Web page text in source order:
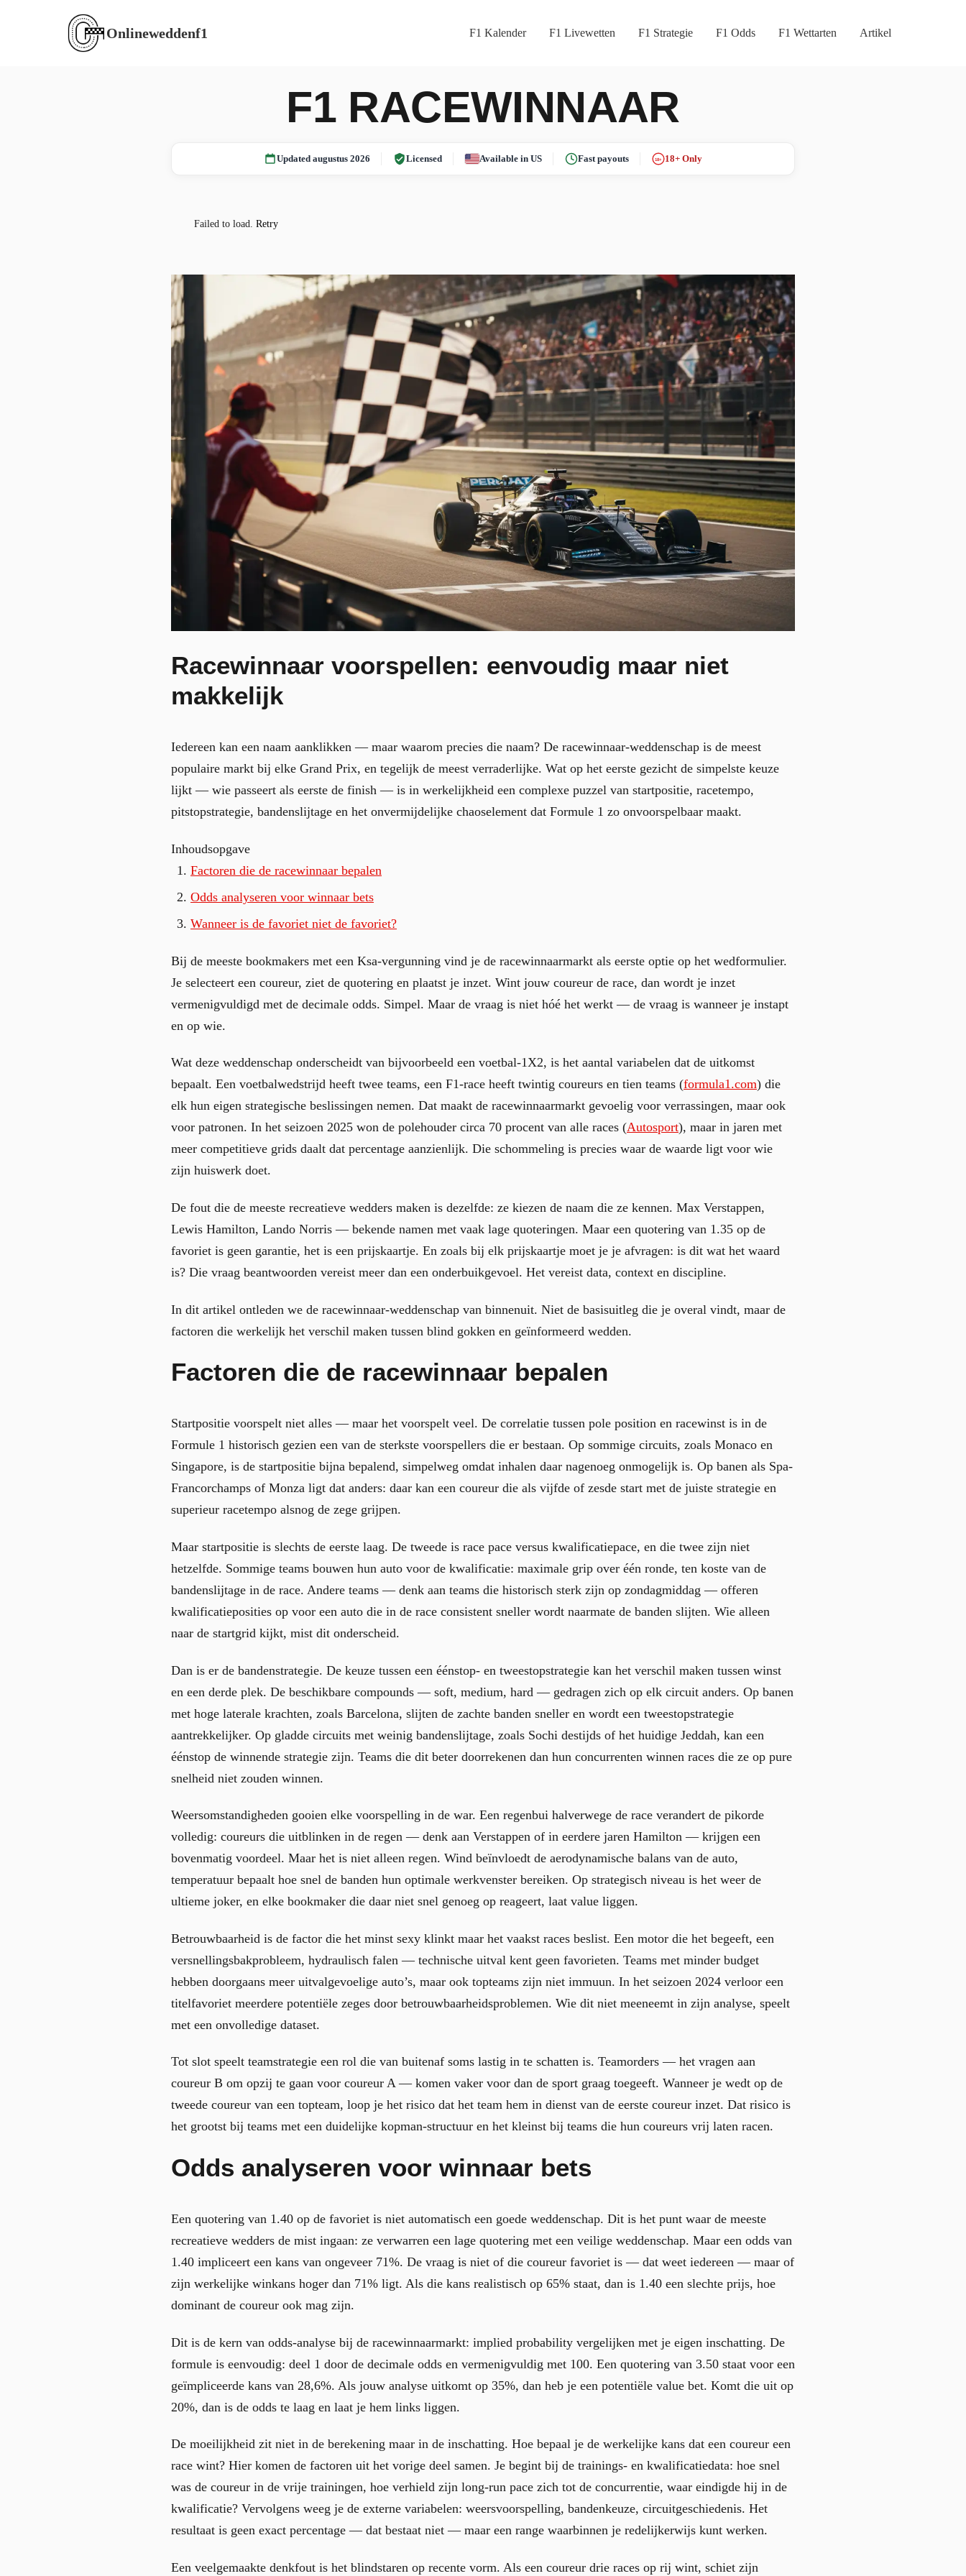
Onlineweddenf1 F1 Kalender F1 Livewetten F1 Strategie F1 Odds F1 Wettarten Artikel
F1 RACEWINNAAR
Updated augustus 2026 Licensed Available in US Fast payouts 18+ 18+ Only
Failed to load. Retry
Racewinnaar voorspellen: eenvoudig maar niet
makkelijk
Iedereen kan een naam aanklikken — maar waarom precies die naam? De racewinnaar-weddenschap is de meest
populaire markt bij elke Grand Prix, en tegelijk de meest verraderlijke. Wat op het eerste gezicht de simpelste keuze
lijkt — wie passeert als eerste de finish — is in werkelijkheid een complexe puzzel van startpositie, racetempo,
pitstopstrategie, bandenslijtage en het onvermijdelijke chaoselement dat Formule 1 zo onvoorspelbaar maakt.
Inhoudsopgave
Factoren die de racewinnaar bepalen
Odds analyseren voor winnaar bets
Wanneer is de favoriet niet de favoriet?
Bij de meeste bookmakers met een Ksa-vergunning vind je de racewinnaarmarkt als eerste optie op het wedformulier.
Je selecteert een coureur, ziet de quotering en plaatst je inzet. Wint jouw coureur de race, dan wordt je inzet
vermenigvuldigd met de decimale odds. Simpel. Maar de vraag is niet hóé het werkt — de vraag is wanneer je instapt
en op wie.
Wat deze weddenschap onderscheidt van bijvoorbeeld een voetbal-1X2, is het aantal variabelen dat de uitkomst
bepaalt. Een voetbalwedstrijd heeft twee teams, een F1-race heeft twintig coureurs en tien teams (formula1.com) die
elk hun eigen strategische beslissingen nemen. Dat maakt de racewinnaarmarkt gevoelig voor verrassingen, maar ook
voor patronen. In het seizoen 2025 won de polehouder circa 70 procent van alle races (Autosport), maar in jaren met
meer competitieve grids daalt dat percentage aanzienlijk. Die schommeling is precies waar de waarde ligt voor wie
zijn huiswerk doet.
De fout die de meeste recreatieve wedders maken is dezelfde: ze kiezen de naam die ze kennen. Max Verstappen,
Lewis Hamilton, Lando Norris — bekende namen met vaak lage quoteringen. Maar een quotering van 1.35 op de
favoriet is geen garantie, het is een prijskaartje. En zoals bij elk prijskaartje moet je je afvragen: is dit wat het waard
is? Die vraag beantwoorden vereist meer dan een onderbuikgevoel. Het vereist data, context en discipline.
In dit artikel ontleden we de racewinnaar-weddenschap van binnenuit. Niet de basisuitleg die je overal vindt, maar de
factoren die werkelijk het verschil maken tussen blind gokken en geïnformeerd wedden.
Factoren die de racewinnaar bepalen
Startpositie voorspelt niet alles — maar het voorspelt veel. De correlatie tussen pole position en racewinst is in de
Formule 1 historisch gezien een van de sterkste voorspellers die er bestaan. Op sommige circuits, zoals Monaco en
Singapore, is de startpositie bijna bepalend, simpelweg omdat inhalen daar nagenoeg onmogelijk is. Op banen als Spa-
Francorchamps of Monza ligt dat anders: daar kan een coureur die als vijfde of zesde start met de juiste strategie en
superieur racetempo alsnog de zege grijpen.
Maar startpositie is slechts de eerste laag. De tweede is race pace versus kwalificatiepace, en die twee zijn niet
hetzelfde. Sommige teams bouwen hun auto voor de kwalificatie: maximale grip over één ronde, ten koste van de
bandenslijtage in de race. Andere teams — denk aan teams die historisch sterk zijn op zondagmiddag — offeren
kwalificatieposities op voor een auto die in de race consistent sneller wordt naarmate de banden slijten. Wie alleen
naar de startgrid kijkt, mist dit onderscheid.
Dan is er de bandenstrategie. De keuze tussen een éénstop- en tweestopstrategie kan het verschil maken tussen winst
en een derde plek. De beschikbare compounds — soft, medium, hard — gedragen zich op elk circuit anders. Op banen
met hoge laterale krachten, zoals Barcelona, slijten de zachte banden sneller en wordt een tweestopstrategie
aantrekkelijker. Op gladde circuits met weinig bandenslijtage, zoals Sochi destijds of het huidige Jeddah, kan een
éénstop de winnende strategie zijn. Teams die dit beter doorrekenen dan hun concurrenten winnen races die ze op pure
snelheid niet zouden winnen.
Weersomstandigheden gooien elke voorspelling in de war. Een regenbui halverwege de race verandert de pikorde
volledig: coureurs die uitblinken in de regen — denk aan Verstappen of in eerdere jaren Hamilton — krijgen een
bovenmatig voordeel. Maar het is niet alleen regen. Wind beïnvloedt de aerodynamische balans van de auto,
temperatuur bepaalt hoe snel de banden hun optimale werkvenster bereiken. Op strategisch niveau is het weer de
ultieme joker, en elke bookmaker die daar niet snel genoeg op reageert, laat value liggen.
Betrouwbaarheid is de factor die het minst sexy klinkt maar het vaakst races beslist. Een motor die het begeeft, een
versnellingsbakprobleem, hydraulisch falen — technische uitval kent geen favorieten. Teams met minder budget
hebben doorgaans meer uitvalgevoelige auto’s, maar ook topteams zijn niet immuun. In het seizoen 2024 verloor een
titelfavoriet meerdere potentiële zeges door betrouwbaarheidsproblemen. Wie dit niet meeneemt in zijn analyse, speelt
met een onvolledige dataset.
Tot slot speelt teamstrategie een rol die van buitenaf soms lastig in te schatten is. Teamorders — het vragen aan
coureur B om opzij te gaan voor coureur A — komen vaker voor dan de sport graag toegeeft. Wanneer je wedt op de
tweede coureur van een topteam, loop je het risico dat het team hem in dienst van de eerste coureur inzet. Dat risico is
het grootst bij teams met een duidelijke kopman-structuur en het kleinst bij teams die hun coureurs vrij laten racen.
Odds analyseren voor winnaar bets
Een quotering van 1.40 op de favoriet is niet automatisch een goede weddenschap. Dit is het punt waar de meeste
recreatieve wedders de mist ingaan: ze verwarren een lage quotering met een veilige weddenschap. Maar een odds van
1.40 impliceert een kans van ongeveer 71%. De vraag is niet of die coureur favoriet is — dat weet iedereen — maar of
zijn werkelijke winkans hoger dan 71% ligt. Als die kans realistisch op 65% staat, dan is 1.40 een slechte prijs, hoe
dominant de coureur ook mag zijn.
Dit is de kern van odds-analyse bij de racewinnaarmarkt: implied probability vergelijken met je eigen inschatting. De
formule is eenvoudig: deel 1 door de decimale odds en vermenigvuldig met 100. Een quotering van 3.50 staat voor een
geïmpliceerde kans van 28,6%. Als jouw analyse uitkomt op 35%, dan heb je een potentiële value bet. Komt die uit op
20%, dan is de odds te laag en laat je hem links liggen.
De moeilijkheid zit niet in de berekening maar in de inschatting. Hoe bepaal je de werkelijke kans dat een coureur een
race wint? Hier komen de factoren uit het vorige deel samen. Je begint bij de trainings- en kwalificatiedata: hoe snel
was de coureur in de vrije trainingen, hoe verhield zijn long-run pace zich tot de concurrentie, waar eindigde hij in de
kwalificatie? Vervolgens weeg je de externe variabelen: weersvoorspelling, bandenkeuze, circuitgeschiedenis. Het
resultaat is geen exact percentage — dat bestaat niet — maar een range waarbinnen je redelijkerwijs kunt werken.
Een veelgemaakte denkfout is het blindstaren op recente vorm. Als een coureur drie races op rij wint, schiet zijn